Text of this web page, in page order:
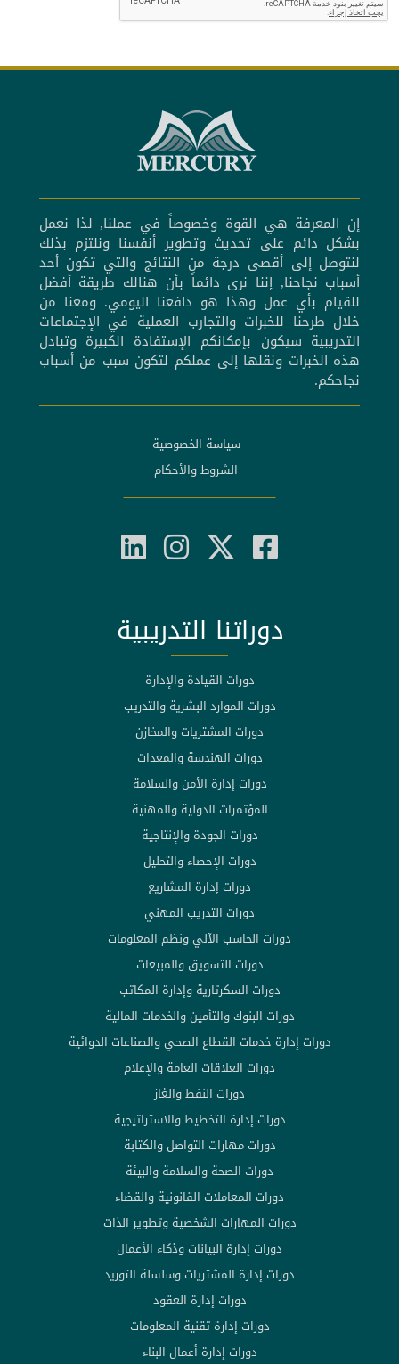
إن المعرفة هي القوة وخصوصاً في عملنا, لذا نعمل
بشكل دائم على تحديث وتطوير أنفسنا ونلتزم بذلك
لنتوصل إلى أقصى درجة من النتائج والتي تكون أحد
أسباب نجاحنا, إننا نرى دائماً بأن هنالك طريقة أفضل
للقيام بأي عمل وهذا هو دافعنا اليومي. ومعنا من
خلال طرحنا للخبرات والتجارب العملية في الإجتماعات
التدريبية سيكون بإمكانكم الإستفادة الكبيرة وتبادل
هذه الخبرات ونقلها إلى عملكم لتكون سبب من أسباب
نجاحكم.
سياسة الخصوصية
الشروط والأحكام
دوراتنا التدريبية
دورات القيادة والإدارة
دورات الموارد البشرية والتدريب
دورات المشتريات والمخازن
دورات الهندسة والمعدات
دورات إدارة الأمن والسلامة
المؤتمرات الدولية والمهنية
دورات الجودة والإنتاجية
دورات الإحصاء والتحليل
دورات إدارة المشاريع
دورات التدريب المهني
دورات الحاسب الآلي ونظم المعلومات
دورات التسويق والمبيعات
دورات السكرتارية وإدارة المكاتب
دورات البنوك والتأمين والخدمات المالية
دورات إدارة خدمات القطاع الصحي والصناعات الدوائية
دورات العلاقات العامة والإعلام
دورات النفط والغاز
دورات إدارة التخطيط والاستراتيجية
دورات مهارات التواصل والكتابة
دورات الصحة والسلامة والبيئة
دورات المعاملات القانونية والقضاء
دورات المهارات الشخصية وتطوير الذات
دورات إدارة البيانات وذكاء الأعمال
دورات إدارة المشتريات وسلسلة التوريد
دورات إدارة العقود
دورات إدارة تقنية المعلومات
دورات إدارة أعمال البناء